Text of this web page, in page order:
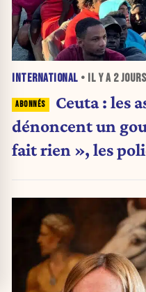
INTERNATIONAL • IL Y A 2 JOURS
Ceuta : les
dénoncent un
fait rien », les